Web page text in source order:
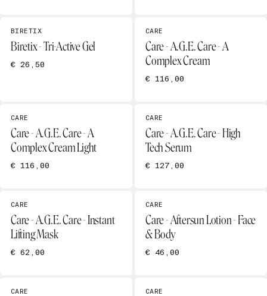
BIRETIX
Biretix - Tri-Active Gel
€ 26,50
CARE
Care - A.G.E. Care - A
Complex Cream
€ 116,00
CARE
Care - A.G.E. Care - A
Complex Cream Light
€ 116,00
CARE
Care - A.G.E. Care - High
Tech Serum
€ 127,00
CARE
Care - A.G.E. Care - Instant
Lifting Mask
€ 62,00
CARE
Care - Aftersun Lotion - Face
& Body
€ 46,00
CARE CARE